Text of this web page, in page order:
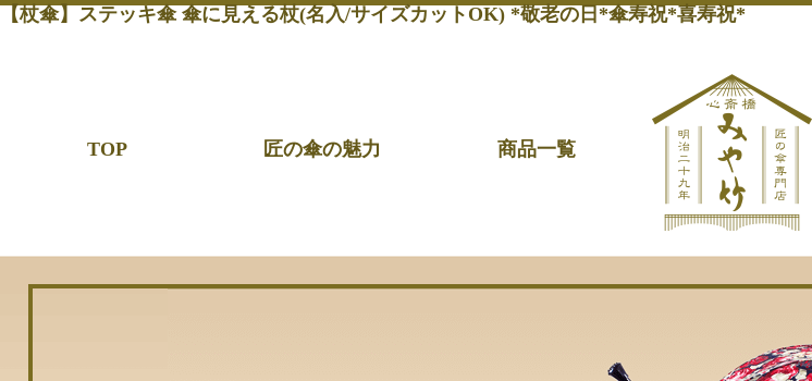
【杖傘】ステッキ傘 傘に見える杖(名入/サイズカットOK) *敬老の日*傘寿祝*喜寿祝*
TOP 匠の傘の魅力 商品一覧